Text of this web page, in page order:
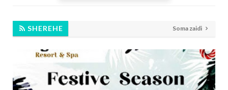
SHEREHE Soma zaidi